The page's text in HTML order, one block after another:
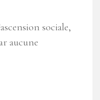
sociale,
aucune